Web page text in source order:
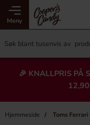
Meny
🎉 KNALLPRIS PÅ
Hjemmeside Toms